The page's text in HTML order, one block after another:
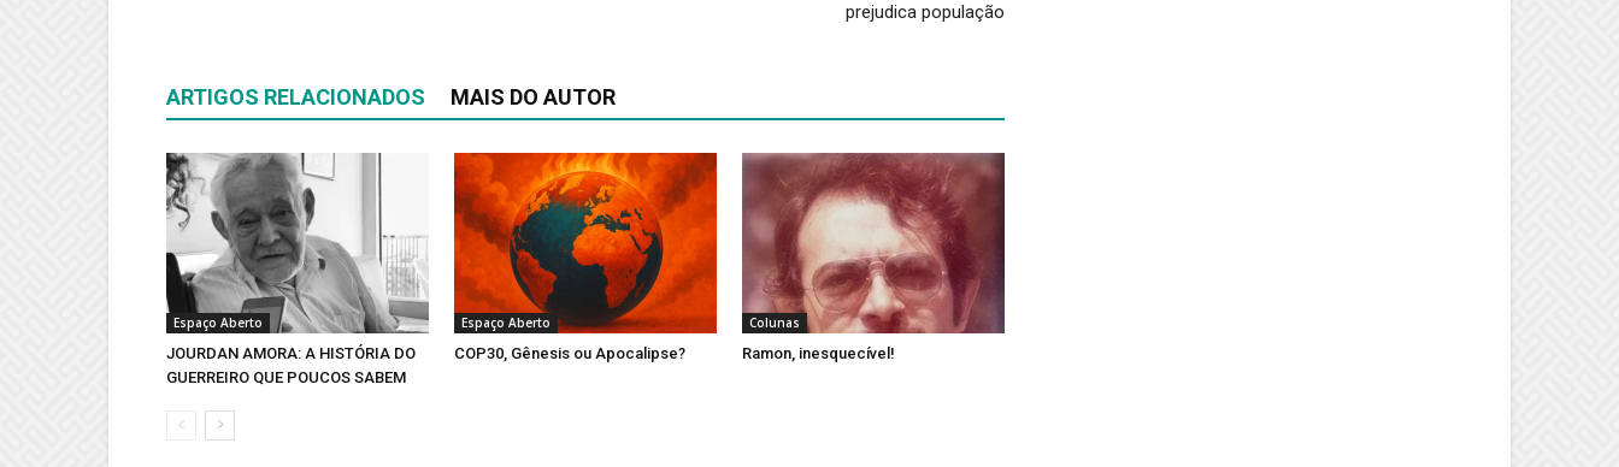
prejudica população
ARTIGOS RELACIONADOS MAIS DO AUTOR
Espaço Aberto
JOURDAN AMORA: A HISTÓRIA DO
GUERREIRO QUE POUCOS SABEM
Espaço Aberto
COP30, Gênesis ou Apocalipse?
Colunas
Ramon, inesquecível!